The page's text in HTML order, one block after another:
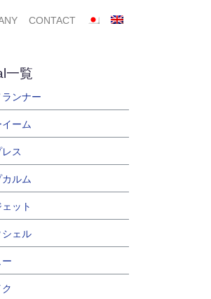
CONTACT
一覧
ンナー
ーム
ス
ルム
ット
シェル